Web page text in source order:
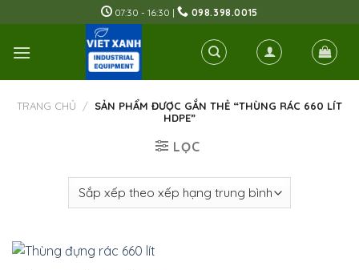
to
content
07:30 - 16:30 | 098.398.0015
TRANG CHỦ / SẢN PHẨM ĐƯỢC GẮN THẺ “THÙNG RÁC 660 LÍT
HDPE”
LỌC